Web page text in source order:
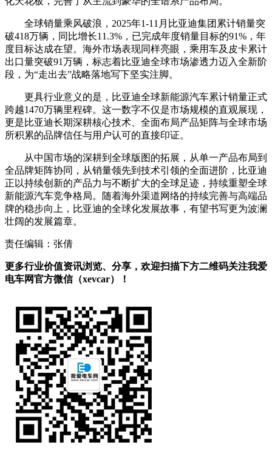
全球销量乘风破浪，2025年1-11月比亚迪集团累计销量突
破418万辆，同比增长11.3%，已完成年度销量目标的91%，年
度目标达成在望。海外市场表现同样亮眼，乘用车及皮卡累计
出口量突破91万辆，标志着比亚迪全球市场渗透力迈入全新阶
段，为“走出去”战略落地写下坚实注脚。
更具行业意义的是，比亚迪全球新能源汽车累计销量正式
跨越1470万辆里程碑。这一数字不仅是市场规模的直观展现，
更是比亚迪长期深耕核心技术、全面布局产品矩阵与全球市场
所积累的品牌信任与用户认可的直接印证。
从中国市场的深耕到全球版图的拓展，从单一产品布局到
全品牌矩阵协同，从销量领先到技术引领的全面进阶，比亚迪
正以持续创新的产品力与不断扩大的全球足迹，持续重塑全球
新能源汽车竞争格局。随着海外渠道网络的持续完善与高端品
牌的稳步向上，比亚迪的全球化发展故事，有望书写更为波澜
壮阔的发展篇章。
责任编辑：张倩
更多行业价值资讯浏览、分享，欢迎扫描下方二维码关注我爱
电车网官方微信（xevcar）！